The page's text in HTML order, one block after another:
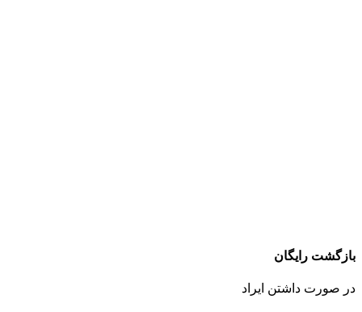
بازگشت رایگان
در صورت داشتن ایراد